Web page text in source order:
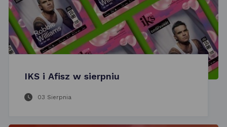
IKS i Afisz w sierpniu
03 Sierpnia